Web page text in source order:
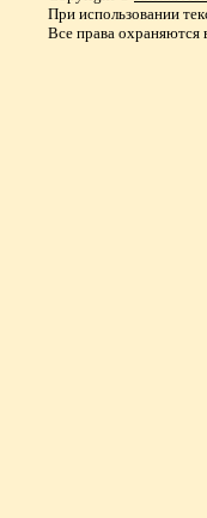
При использовании
Все права охраняются